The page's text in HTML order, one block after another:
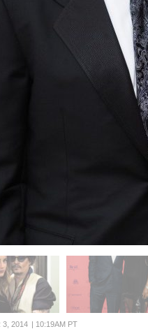
3, 2014 | 10:19AM PT